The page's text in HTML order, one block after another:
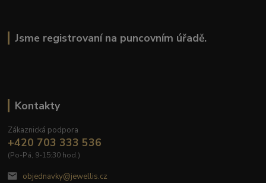
Jsme registrovaní na puncovním úřadě.
Kontakty
Zákaznická podpora
+420 703 333 536
(Po-Pá, 9-15:30 hod.)
objednavky@jewellis.cz